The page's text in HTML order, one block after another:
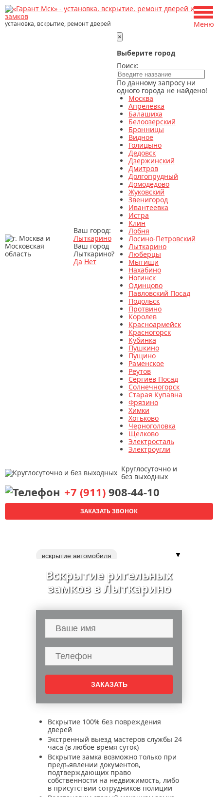
установка, вскрытие, ремонт дверей
Ваш город:
Лыткарино
Ваш город
Лыткарино?
Да Нет
×
Выберите город
Поиск:
По данному запросу ни
одного города не найдено!
Москва
Апрелевка
Балашиха
Белоозерский
Бронницы
Видное
Голицыно
Дедовск
Дзержинский
Дмитров
Долгопрудный
Домодедово
Жуковский
Звенигород
Ивантеевка
Истра
Клин
Лобня
Лосино-Петровский
Лыткарино
Люберцы
Мытищи
Нахабино
Ногинск
Одинцово
Павловский Посад
Подольск
Протвино
Королев
Красноармейск
Красногорск
Кубинка
Пушкино
Пущино
Раменское
Реутов
Сергиев Посад
Солнечногорск
Старая Купавна
Фрязино
Химки
Хотьково
Черноголовка
Щелково
Электросталь
Электроугли
Круглосуточно и
без выходных
+7 (911) 908-44-10
ЗАКАЗАТЬ ЗВОНОК
Меню
вскрытие автомобиля
вскрытие квартир
замена дверных замков
перекодировка замка
▼
Вскрытие ригельных
замков в Лыткарино
Вскрытие 100% без повреждения
дверей
Экстренный выезд мастеров службы 24
часа (в любое время суток)
Вскрытие замка возможно только при
предъявлении документов,
подтверждающих право
собственности на недвижимость, либо
в присутствии сотрудников полиции